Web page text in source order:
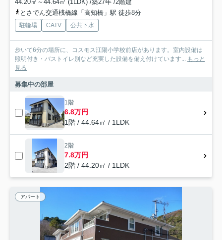
44.20㎡～44.64㎡ (1LDK) /築27年 /2階建
とさでん交通桟橋線「高知橋」駅 徒歩8分
駐輪場 CATV 公共下水
歩いて6分の場所に、コスモス江陽小学校前店があります。室内設備は
照明付き・バストイレ別など充実した設備を備え付けています... もっと
見る
募集中の部屋
1階
6.8万円
1階 / 44.64㎡ / 1LDK
2階
7.8万円
2階 / 44.20㎡ / 1LDK
アパート